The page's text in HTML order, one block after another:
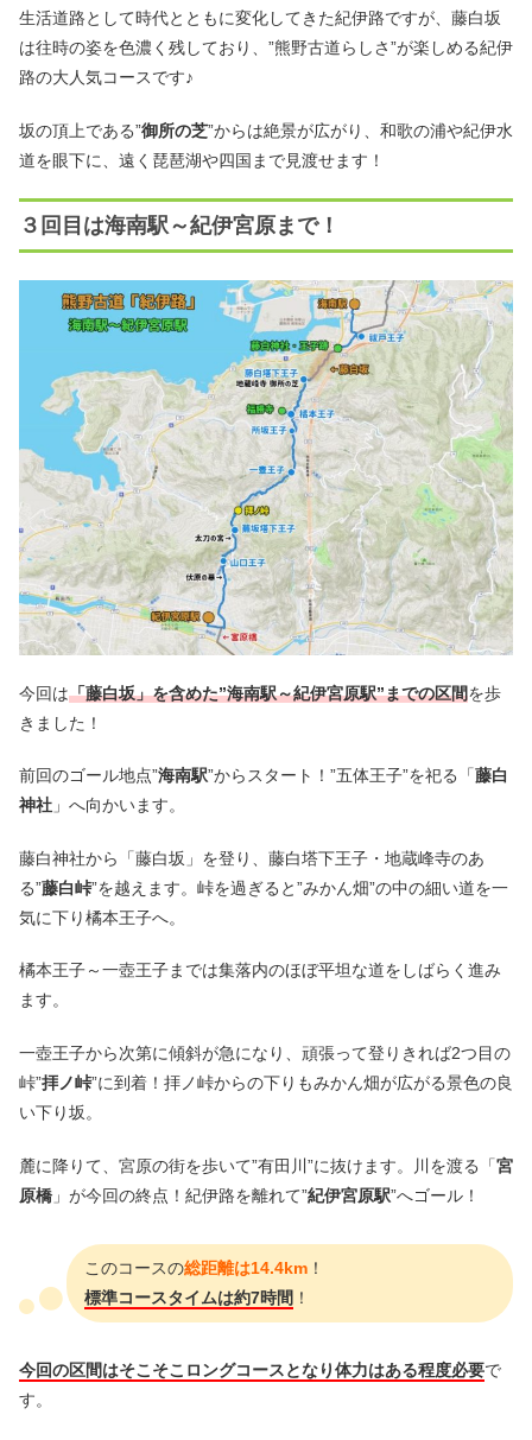
生活道路として時代とともに変化してきた紀伊路ですが、藤白坂
は往時の姿を色濃く残しており、”熊野古道らしさ”が楽しめる紀伊
路の大人気コースです♪
坂の頂上である”御所の芝”からは絶景が広がり、和歌の浦や紀伊水
道を眼下に、遠く琵琶湖や四国まで見渡せます！
３回目は海南駅～紀伊宮原まで！
今回は「藤白坂」を含めた”海南駅～紀伊宮原駅”までの区間を歩
きました！
前回のゴール地点”海南駅”からスタート！”五体王子”を祀る「藤白
神社 」へ向かいます。
藤白神社から「藤白坂」を登り、藤白塔下王子・地蔵峰寺のあ
る”藤白峠”を越えます。峠を過ぎると”みかん畑”の中の細い道を一
気に下り橘本王子へ。
橘本王子～一壺王子までは集落内のほぼ平坦な道をしばらく進み
ます。
一壺王子から次第に傾斜が急になり、頑張って登りきれば2つ目の
峠”拝ノ峠”に到着！拝ノ峠からの下りもみかん畑が広がる景色の良
い下り坂。
麓に降りて、宮原の街を歩いて”有田川”に抜けます。川を渡る「宮
原橋 」が今回の終点！紀伊路を離れて”紀伊宮原駅”へゴール！
このコースの総距離は14.4km ！
標準コースタイムは約7時間 ！
今回の区間はそこそこロングコースとなり体力はある程度必要で
す。